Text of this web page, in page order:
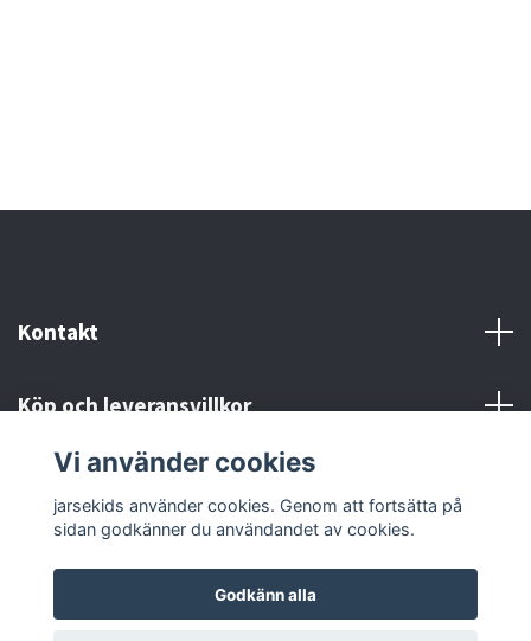
Kontakt
Köp och leveransvillkor
Sociala medier
Vi använder cookies
jarsekids använder cookies. Genom att fortsätta på
sidan godkänner du användandet av cookies.
Godkänn alla